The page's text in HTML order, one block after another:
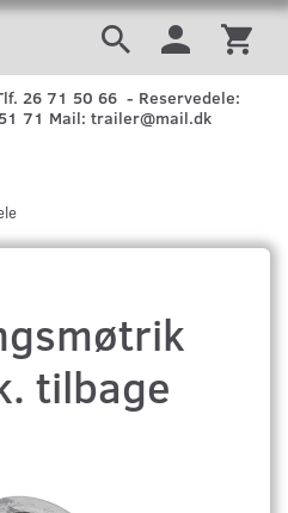
26 71 50 66 - Reservedele:
71 Mail: trailer@mail.dk
tilbage